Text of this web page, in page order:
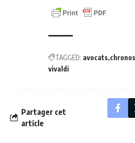
TAGGED: avocats chronos
vivaldi
Partager cet
article